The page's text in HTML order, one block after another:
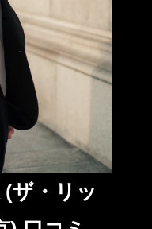
ザ・リッ